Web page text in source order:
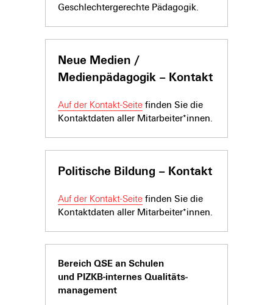
Geschlechtergerechte Pädagogik.
Neue Medien /
Medienpädagogik – Kontakt
Auf der Kontakt-Seite finden Sie die
Kontaktdaten aller Mitarbeiter*innen.
Politische Bildung – Kontakt
Auf der Kontakt-Seite finden Sie die
Kontaktdaten aller Mitarbeiter*innen.
Bereich QSE an Schulen
und PIZKB-internes Qualitäts­­­­
manage­ment